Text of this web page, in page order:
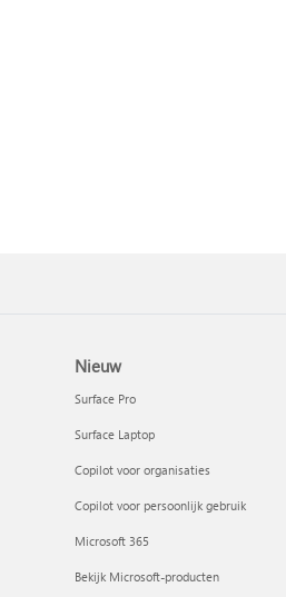
Nieuw
Surface Pro
Surface Laptop
Copilot voor organisaties
Copilot voor persoonlijk gebruik
Microsoft 365
Bekijk Microsoft-producten